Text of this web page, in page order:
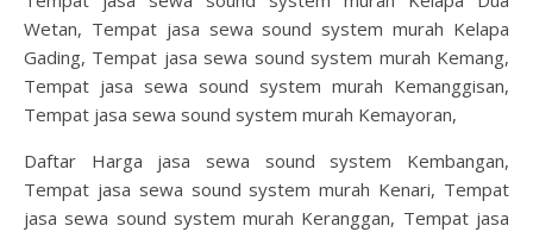
Wetan, Tempat jasa sewa sound system murah Kelapa
Gading, Tempat jasa sewa sound system murah Kemang,
Tempat jasa sewa sound system murah Kemanggisan,
Tempat jasa sewa sound system murah Kemayoran,
Daftar Harga jasa sewa sound system Kembangan,
Tempat jasa sewa sound system murah Kenari, Tempat
jasa sewa sound system murah Keranggan, Tempat jasa